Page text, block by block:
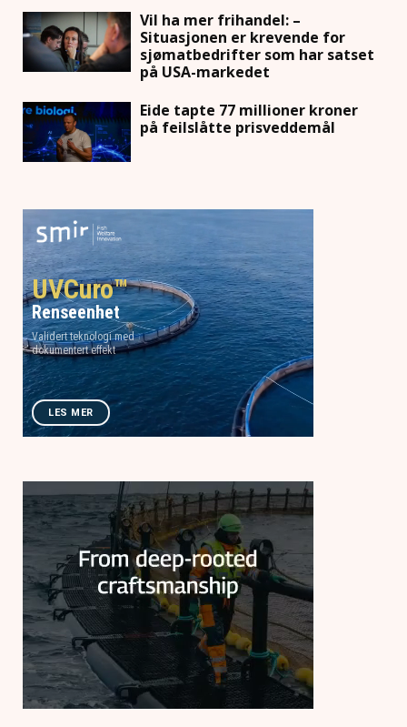
Vil ha mer frihandel: –
Situasjonen er krevende for
sjømatbedrifter som har satset
på USA-markedet
Eide tapte 77 millioner kroner
på feilslåtte prisveddemål